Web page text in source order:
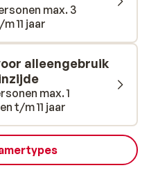
max. 3
11 jaar
alleengebruik
max. 1
t/m 11 jaar